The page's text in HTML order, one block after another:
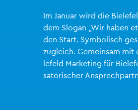
Im Ja­nu­ar wird die
dem Slo­gan „Wir haben
den Start. Sym­bo­lisch
zu­gleich. Ge­mein­sam
le­feld Mar­ke­ting für
sa­to­ri­scher